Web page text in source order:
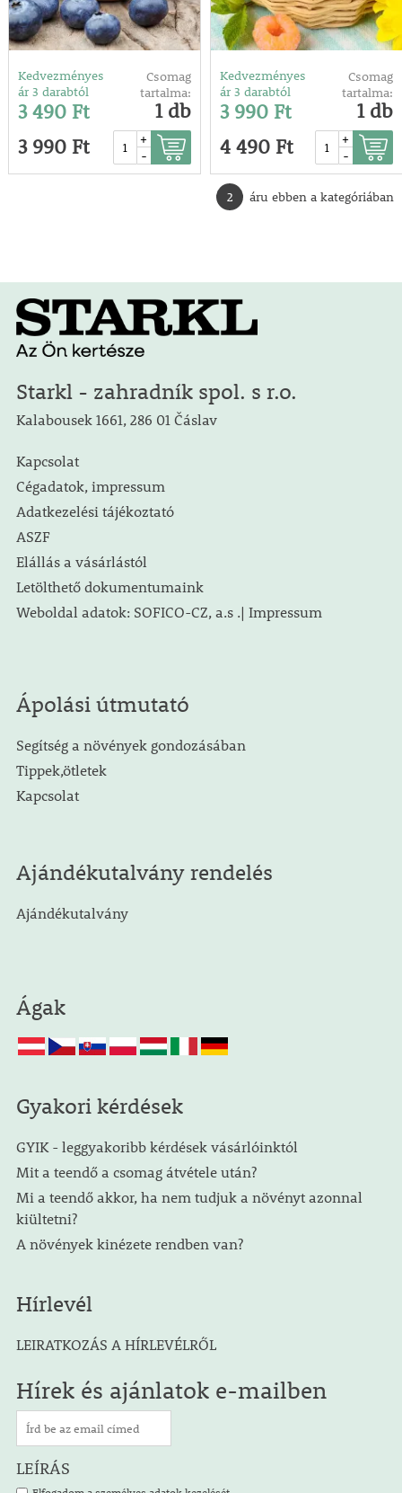
Kedvezményes
ár 3 darabtól
3 490 Ft
Csomag
tartalma:
1 db
3 990 Ft
+
-
Kedvezményes
ár 3 darabtól
3 990 Ft
Csomag
tartalma:
1 db
4 490 Ft
+
-
2 áru ebben a kategóriában
Starkl - zahradník spol. s r.o.
Kalabousek 1661, 286 01 Čáslav
Kapcsolat
Cégadatok, impressum
Adatkezelési tájékoztató
ASZF
Elállás a vásárlástól
Letölthető dokumentumaink
Weboldal adatok: SOFICO-CZ, a.s .| Impressum
Ápolási útmutató
Segítség a növények gondozásában
Tippek,ötletek
Kapcsolat
Ajándékutalvány rendelés
Ajándékutalvány
Ágak
Gyakori kérdések
GYIK - leggyakoribb kérdések vásárlóinktól
Mit a teendő a csomag átvétele után?
Mi a teendő akkor, ha nem tudjuk a növényt azonnal
kiültetni?
A növények kinézete rendben van?
Hírlevél
LEIRATKOZÁS A HÍRLEVÉLRŐL
Hírek és ajánlatok e-mailben
LEÍRÁS